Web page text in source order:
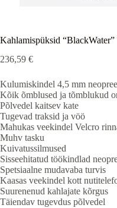
Kahlamispüksid “BlackWater”
236,59 €
Kulumiskindel 4,5 mm
Kõik õmblused ja tõmblukud
Põlvedel kaitsev kate
Tugevad traksid ja vöö
Mahukas veekindel Velcro
Muhv tasku
Kuivatussilmused
Sisseehitatud töökindlad
Spetsiaalne mudavaba turvis
Kaasas veekindel kott
Suurenenud kahlajate kõrgus
Täiendav tugevdus põlvedel